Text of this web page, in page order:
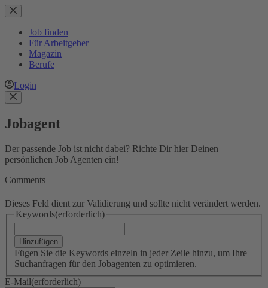
Zum
Inhalt
springenJob finden
Für Arbeitgeber
Magazin
Berufe
Login
Jobagent
Der passende Job ist nicht dabei? Richte Dir hier Deinen
persönlichen Job Agenten ein!
Comments
Dieses Feld dient zur Validierung und sollte nicht verändert werden.
Keywords(erforderlich)
Hinzufügen
Fügen Sie die Keywords einzeln in jeder Zeile hinzu, um Ihre
Suchanfragen für den Jobagenten zu optimieren.
E-Mail(erforderlich)